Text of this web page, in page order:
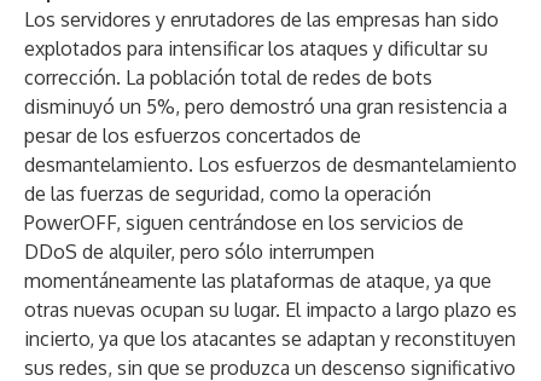
Los servidores y enrutadores de las empresas han sido
explotados para intensificar los ataques y dificultar su
corrección. La población total de redes de bots
disminuyó un 5%, pero demostró una gran resistencia a
pesar de los esfuerzos concertados de
desmantelamiento. Los esfuerzos de desmantelamiento
de las fuerzas de seguridad, como la operación
PowerOFF, siguen centrándose en los servicios de
DDoS de alquiler, pero sólo interrumpen
momentáneamente las plataformas de ataque, ya que
otras nuevas ocupan su lugar. El impacto a largo plazo es
incierto, ya que los atacantes se adaptan y reconstituyen
sus redes, sin que se produzca un descenso significativo